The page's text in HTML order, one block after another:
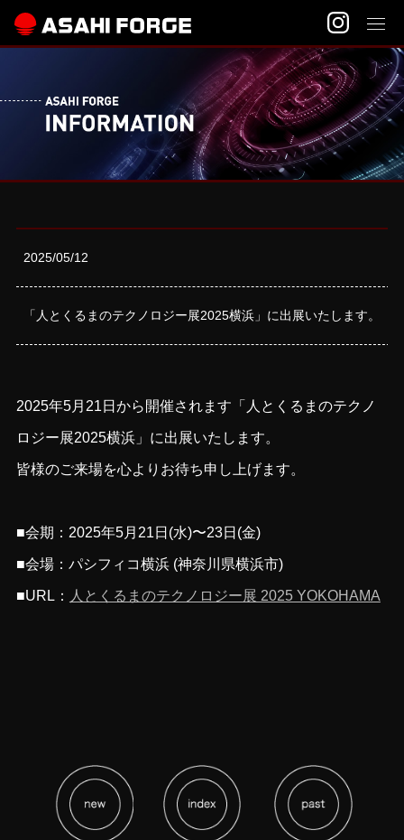
2025/05/12
「人とくるまのテクノロジー展2025横浜」に出展いたします。
2025年5月21日から開催されます「人とくるまのテクノ
ロジー展2025横浜」に出展いたします。
皆様のご来場を心よりお待ち申し上げます。
■会期：2025年5月21日(水)〜23日(金)
■会場：パシフィコ横浜 (神奈川県横浜市)
■URL： 人とくるまのテクノロジー展 2025 YOKOHAMA